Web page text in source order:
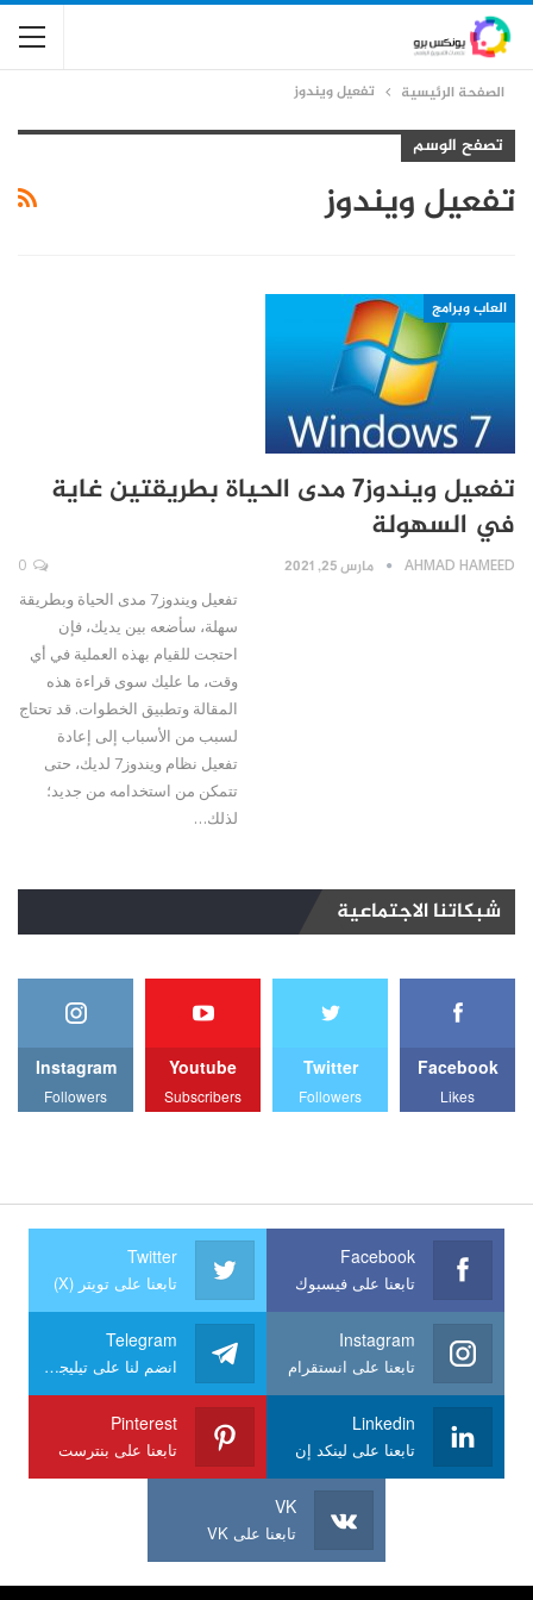
الصفحة الرئيسية تفعيل ويندوز
تصفح الوسم
تفعيل ويندوز
العاب وبرامج
تفعيل ويندوز7 مدى الحياة بطريقتين غاية
في السهولة
AHMAD HAMEED مارس 25, 2021
تفعيل ويندوز7 مدى الحياة وبطريقة
سهلة، سأضعه بين يديك، فإن
احتجت للقيام بهذه العملية في أي
وقت، ما عليك سوى قراءة هذه
المقالة وتطبيق الخطوات. قد تحتاج
لسبب من الأسباب إلى إعادة
تفعيل نظام ويندوز7 لديك، حتى
تتمكن من استخدامه من جديد؛
لذلك…
شبكاتنا الاجتماعية
Facebook
Likes
Twitter
Followers
Youtube
Subscribers
Instagram
Followers
Facebook
تابعنا على فيسبوك
Twitter
تابعنا على تويتر (X)
Instagram
تابعنا على انستقرام
Telegram
انضم لنا على تيليجرام
Linkedin
تابعنا على لينكد إن
Pinterest
تابعنا على بنترست
VK
تابعنا على VK